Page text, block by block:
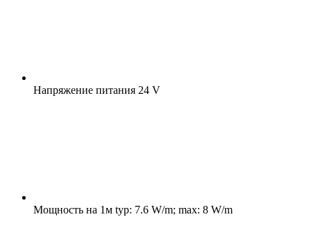
Напряжение питания 24 V
Мощность на 1м typ: 7.6 W/m; max: 8 W/m